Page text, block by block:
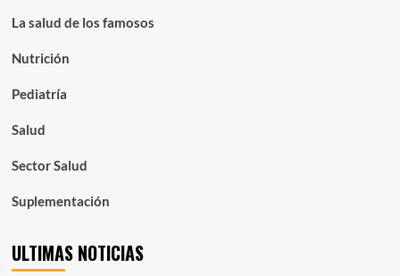
La salud de los famosos
Nutrición
Pediatría
Salud
Sector Salud
Suplementación
ULTIMAS NOTICIAS